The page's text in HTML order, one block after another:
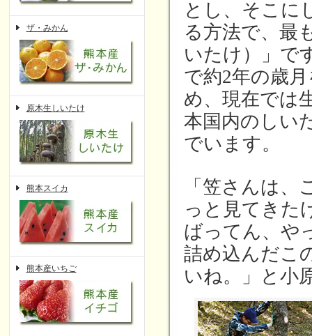
ザ・みかん
原木生しいたけ
熊本スイカ
熊本産いちご
とし、そこに
る方法で、最
いたけ）」で
で約2年の歳
め、現在では
本国内のしい
でいます。
「笠さんは
っと見てきた
ばってん、や
詰め込んだこ
いね。」と小